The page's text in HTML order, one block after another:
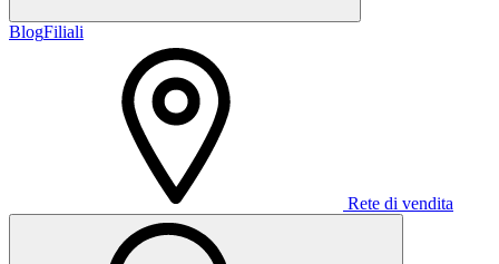
BlogFiliali
Rete di vendita